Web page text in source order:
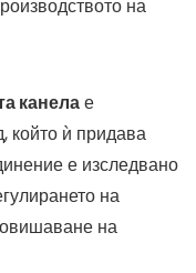
на
канелае
който ѝ придава
е изследвано
на
на